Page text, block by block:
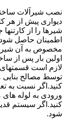
نصب شیرآلات
دیواری پیش از هر
شیرها را از
اطمینان حاصل
مخصوص به آن شیر
اولین بار پس از
لازم است
توسط مصالح بنایی
کنید.اگر نسبت به
ورودی به لوله
کنید.اگر سیستم
شود.